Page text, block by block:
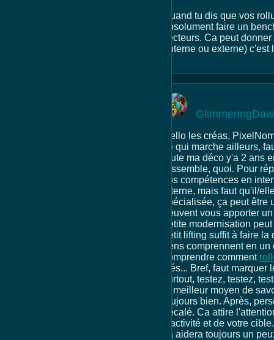
Quand tu dis que vos
absolument faire un
secteurs. Ca peut
(interne ou externe)
Hello les créas,
ce qui marche ailleurs,
toute ma déco y'a 2 ans
ressemble, quoi. Pour
vos compétences en
interne, mais faut qu'il/
spécialisée, ça peut
peuvent vous apporter
petite modernisation
petit lifting suffit à faire
gens comprennent en
comprendre comment
clés... Bref, faut
surtout, testez, testez,
le meilleur moyen de
toujours bien. Après,
décalé. Ca attire
d'activité et de votre
ca aidera toujours un